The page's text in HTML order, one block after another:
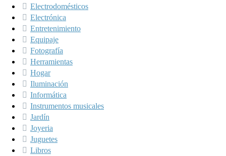
Electrodomésticos
Electrónica
Entretenimiento
Equipaje
Fotografía
Herramientas
Hogar
Iluminación
Informática
Instrumentos musicales
Jardín
Joyeria
Juguetes
Libros